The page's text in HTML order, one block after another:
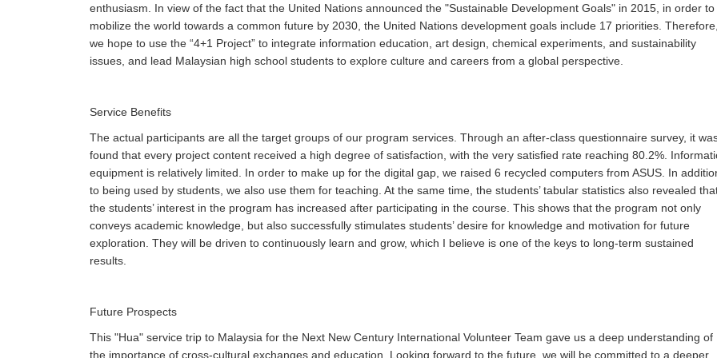
enthusiasm. In view of the fact that the United Nations announced the "Sustainable Development Goals" in 2015, in order to
mobilize the world towards a common future by 2030, the United Nations development goals include 17 priorities. Therefore,
we hope to use the “4+1 Project” to integrate information education, art design, chemical experiments, and sustainability
issues, and lead Malaysian high school students to explore culture and careers from a global perspective.
Service Benefits
The actual participants are all the target groups of our program services. Through an after-class questionnaire survey, it
found that every project content received a high degree of satisfaction, with the very satisfied rate reaching 80.2%.
equipment is relatively limited. In order to make up for the digital gap, we raised 6 recycled computers from ASUS. In
to being used by students, we also use them for teaching. At the same time, the students’ tabular statistics also revealed
the students’ interest in the program has increased after participating in the course. This shows that the program not only
conveys academic knowledge, but also successfully stimulates students’ desire for knowledge and motivation for future
exploration. They will be driven to continuously learn and grow, which I believe is one of the keys to long-term sustained
results.
Future Prospects
This "Hua" service trip to Malaysia for the Next New Century International Volunteer Team gave us a deep understanding of
the importance of cross-cultural exchanges and education. Looking forward to the future, we will be committed to a deeper